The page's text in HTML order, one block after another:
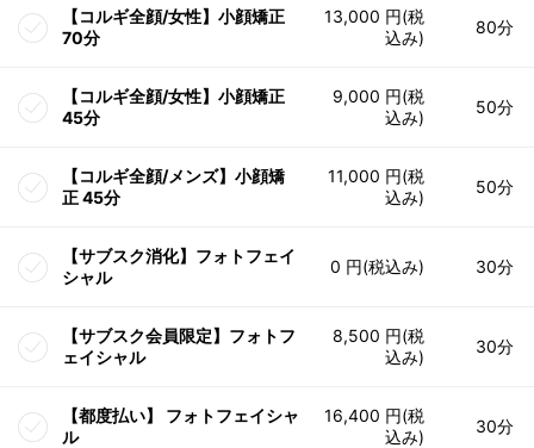
【コルギ全顔/女性】小顔矯正
70分
13,000 円(税
込み)
80分
【コルギ全顔/女性】小顔矯正
45分
9,000 円(税
込み)
50分
【コルギ全顔/メンズ】小顔矯
正 45分
11,000 円(税
込み)
50分
【サブスク消化】フォトフェイ
シャル
0 円(税込み) 30分
【サブスク会員限定】フォトフ
ェイシャル
8,500 円(税
込み)
30分
【都度払い】 フォトフェイシャ
ル
16,400 円(税
込み)
30分